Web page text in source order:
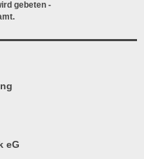
gebeten -
eG